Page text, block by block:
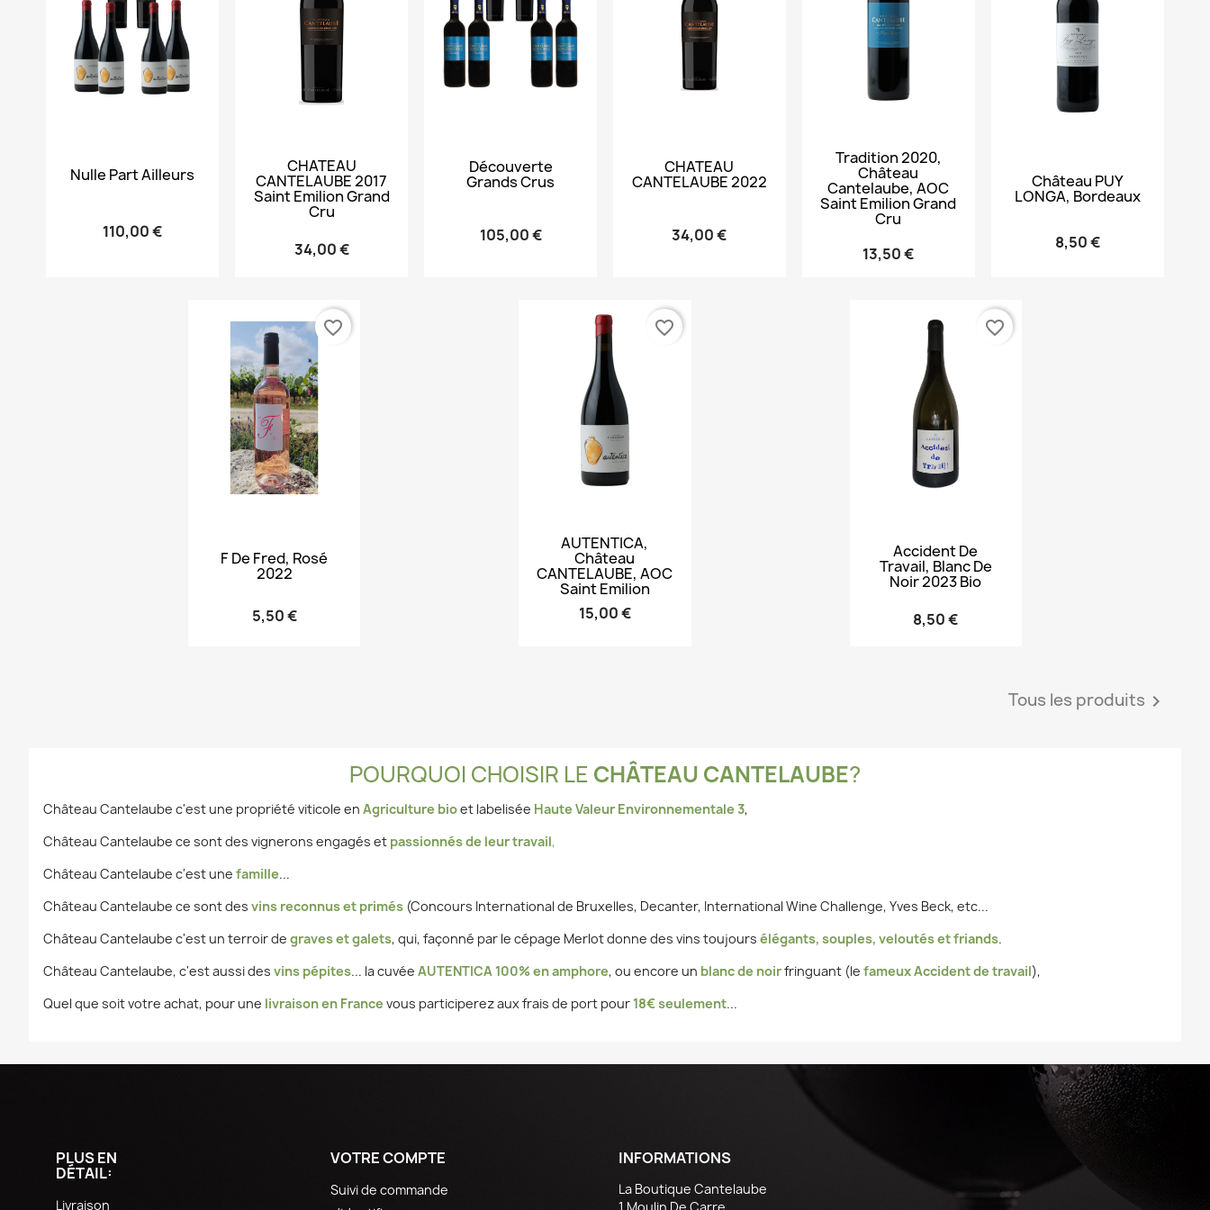
Nulle Part Ailleurs
110,00 €
Aperçu rapide
CHATEAU
CANTELAUBE 2017
Saint Emilion Grand
Cru
34,00 €
Découverte
Grands Crus
105,00 €
CHATEAU
CANTELAUBE 2022
34,00 €
Aperçu rapide
Tradition 2020,
Château
Cantelaube, AOC
Saint Emilion Grand
Cru
13,50 €
Château PUY
LONGA, Bordeaux
8,50 €
Aperçu rapide
F De Fred, Rosé
2022
5,50 €
favorite_border
Aperçu rapide
AUTENTICA,
Château
CANTELAUBE, AOC
Saint Emilion
15,00 €
favorite_border
Aperçu rapide
Accident De
Travail, Blanc De
Noir 2023 Bio
8,50 €
favorite_border
Tous les produits 
POURQUOI CHOISIR LE CHÂTEAU CANTELAUBE?
Château Cantelaube c'est une propriété viticole en Agriculture bioet labelisée Haute Valeur Environnementale 3,
Château Cantelaube ce sont des vignerons engagés et passionnés de leur travail,
Château Cantelaube c'est une famille...
Château Cantelaube ce sont des vins reconnus et primés (Concours International de Bruxelles, Decanter, International Wine Challenge, Yves Beck, etc...
Château Cantelaube c'est un terroir de graves et galets, qui, façonné par le cépage Merlot donne des vins toujours élégants, souples, veloutés et friands.
Château Cantelaube, c'est aussi des vins pépites... la cuvée AUTENTICA 100% en amphore, ou encore un blanc de noirfringuant (le fameux Accident de travail),
Quel que soit votre achat, pour une livraison en France vous participerez aux frais de port pour 18€ seulement...
PLUS EN
DÉTAIL:
Livraison
VOTRE COMPTE
Suivi de commande
INFORMATIONS
La Boutique Cantelaube